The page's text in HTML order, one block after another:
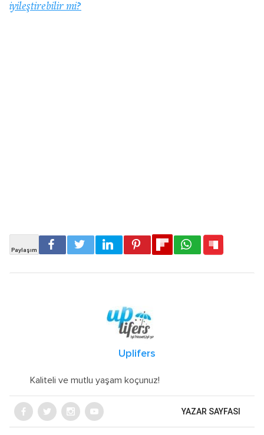
iyileştirebilir mi?
Uplifers
Kaliteli ve mutlu yaşam koçunuz!
YAZAR SAYFASI